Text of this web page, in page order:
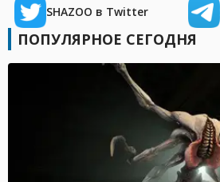
SHAZOO в Twitter
ПОПУЛЯРНОЕ СЕГОДНЯ